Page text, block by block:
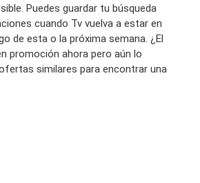
Puedes guardar tu búsqueda
cuando Tv vuelva a estar en
de esta o la próxima semana. ¿El
promoción ahora pero aún lo
similares para encontrar una